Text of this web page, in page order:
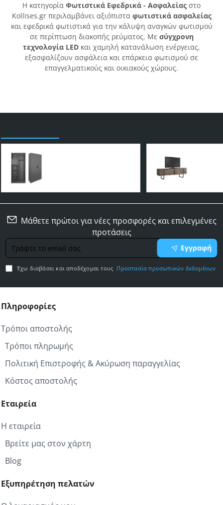
Η κατηγορία Φωτιστικά Εφεδρικά - Ασφαλείας στο
Kollises.gr περιλαμβάνει αξιόπιστα φωτιστικά ασφαλείας
και εφεδρικά φωτιστικά για την κάλυψη αναγκών φωτισμού
σε περίπτωση διακοπής ρεύματος. Με σύγχρονη
τεχνολογία LED και χαμηλή κατανάλωση ενέργειας,
εξασφαλίζουν ασφάλεια και επάρκεια φωτισμού σε
επαγγελματικούς και οικιακούς χώρους.
Μάθετε πρώτοι για νέες προσφορές και επιλεγμένες
προτάσεις
Γράψτε
το
email
σας
Εγγραφή
Έχω διαβάσει και αποδέχομαι τους Προστασία προσωπικών δεδομένων
Πληροφορίες
Τρόποι αποστολής
Τρόποι πληρωμής
Πολιτική Επιστροφής & Ακύρωση παραγγελίας
Κόστος αποστολής
Εταιρεία
Η εταιρεία
Βρείτε μας στον χάρτη
Blog
Εξυπηρέτηση πελατών